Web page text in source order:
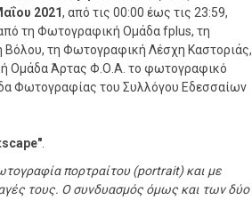
2021, από τις 00:00 έως τις 23:59,
τη Φωτογραφική Ομάδα fplus, τη
τη Φωτογραφική Λέσχη Καστοριάς,
Ομάδα Άρτας Φ.Ο.Α. το φωτογραφικό
Φωτογραφίας του Συλλόγου Εδεσσαίων
πορτραίτου (portrait) και με
τους. Ο συνδυασμός όμως και των δύο